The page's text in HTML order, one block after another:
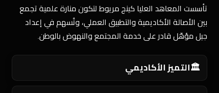
تأسست المعاهد العليا كينج مريوط لتكون منارة علمية تجمع
بين الأصالة الأكاديمية والتطبيق العملي، وتُسهم في إعداد
جيل مؤهّل قادر على خدمة المجتمع والنهوض بالوطن.
🏛️التميز الأكاديمي